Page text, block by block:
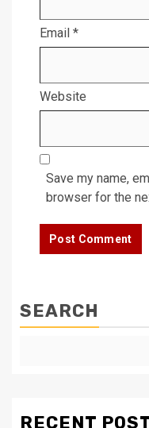
Email *
Website
Save my name,
browser for the
SEARCH
RECENT